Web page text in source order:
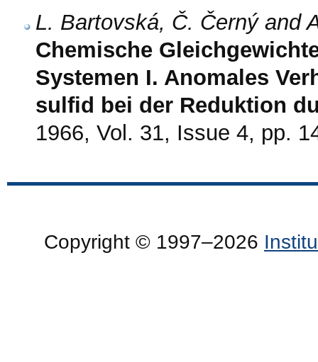
L. Bartovská, Č. Černý and
Chemische
Systemen I. Anomales
sulfid bei der Reduktion
1966, Vol. 31, Issue 4, pp.
Copyright © 1997–2026